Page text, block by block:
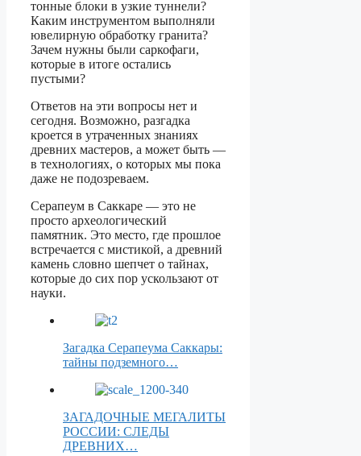
тонные блоки в узкие туннели?
Каким инструментом выполняли
ювелирную обработку гранита?
Зачем нужны были саркофаги,
которые в итоге остались
пустыми?
Ответов на эти вопросы нет и
сегодня. Возможно, разгадка
кроется в утраченных знаниях
древних мастеров, а может быть —
в технологиях, о которых мы пока
даже не подозреваем.
Серапеум в Саккаре — это не
просто археологический
памятник. Это место, где прошлое
встречается с мистикой, а древний
камень словно шепчет о тайнах,
которые до сих пор ускользают от
науки.
Загадка Серапеума Саккары:
тайны подземного…
ЗАГАДОЧНЫЕ МЕГАЛИТЫ
РОССИИ: СЛЕДЫ
ДРЕВНИХ…